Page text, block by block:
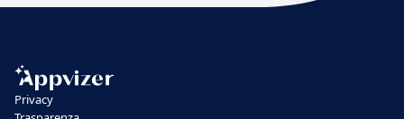
Privacy